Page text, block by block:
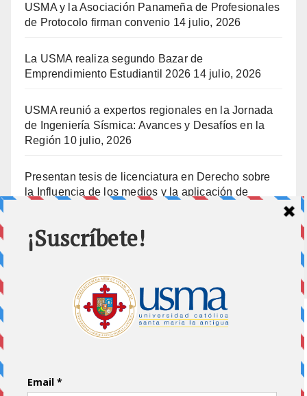
USMA y la Asociación Panameña de Profesionales
de Protocolo firman convenio 14 julio, 2026
La USMA realiza segundo Bazar de
Emprendimiento Estudiantil 2026 14 julio, 2026
USMA reunió a expertos regionales en la Jornada
de Ingeniería Sísmica: Avances y Desafíos en la
Región 10 julio, 2026
Presentan tesis de licenciatura en Derecho sobre
la Influencia de los medios y la aplicación de